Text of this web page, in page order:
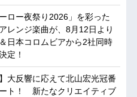
ロー夜祭り2026」を彩った
レンジ楽曲が、8月12日より
日本コロムビアから2社同時
定！
大反響に応えて北山宏光冠番
ト！ 新たなクリエイティブ